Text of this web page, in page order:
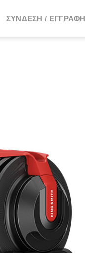
ΣΎΝΔΕΣΗ / ΕΓΓΡΑΦΉ